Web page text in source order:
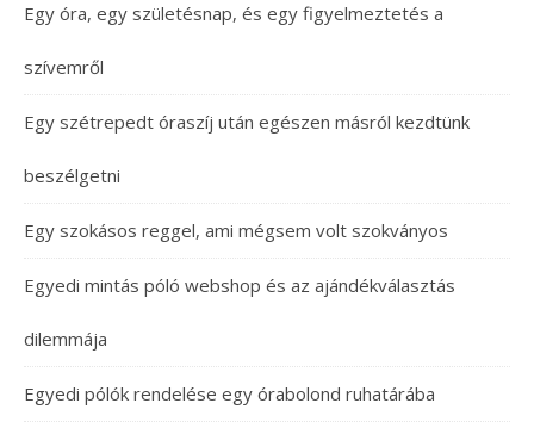
Egy óra, egy születésnap, és egy figyelmeztetés a
szívemről
Egy szétrepedt óraszíj után egészen másról kezdtünk
beszélgetni
Egy szokásos reggel, ami mégsem volt szokványos
Egyedi mintás póló webshop és az ajándékválasztás
dilemmája
Egyedi pólók rendelése egy órabolond ruhatárába